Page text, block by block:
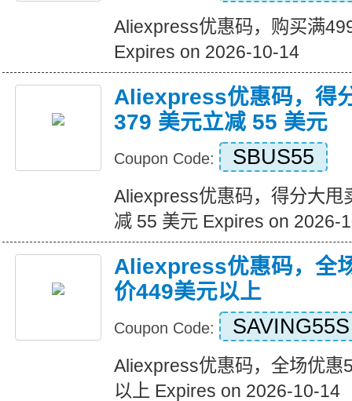
Aliexpress优惠码，购买满
Expires on 2026-10-14
Aliexpress优惠码，得
379 美元立减 55 美元
Coupon Code: SBUS55
Aliexpress优惠码，得分大甩
减 55 美元 Expires on 2026-
Aliexpress优惠码，全
价449美元以上
Coupon Code: SAVING55S
Aliexpress优惠码，全场优惠
以上 Expires on 2026-10-14